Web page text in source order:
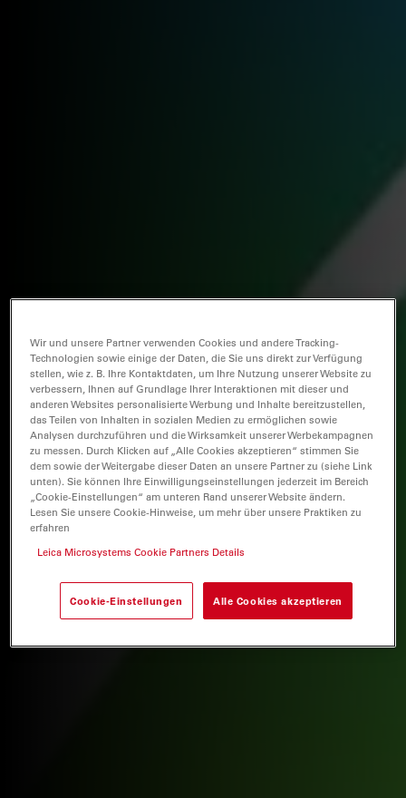
Wir und unsere Partner verwenden Cookies und andere Tracking-
Technologien sowie einige der Daten, die Sie uns direkt zur Verfügung
stellen, wie z. B. Ihre Kontaktdaten, um Ihre Nutzung unserer Website zu
verbessern, Ihnen auf Grundlage Ihrer Interaktionen mit dieser und
anderen Websites personalisierte Werbung und Inhalte bereitzustellen,
das Teilen von Inhalten in sozialen Medien zu ermöglichen sowie
Analysen durchzuführen und die Wirksamkeit unserer Werbekampagnen
zu messen. Durch Klicken auf „Alle Cookies akzeptieren“ stimmen Sie
dem sowie der Weitergabe dieser Daten an unsere Partner zu (siehe Link
unten). Sie können Ihre Einwilligungseinstellungen jederzeit im Bereich
„Cookie-Einstellungen“ am unteren Rand unserer Website ändern.
Lesen Sie unsere Cookie-Hinweise, um mehr über unsere Praktiken zu
erfahren
Leica Microsystems Cookie Partners Details
Cookie-Einstellungen Alle Cookies akzeptieren